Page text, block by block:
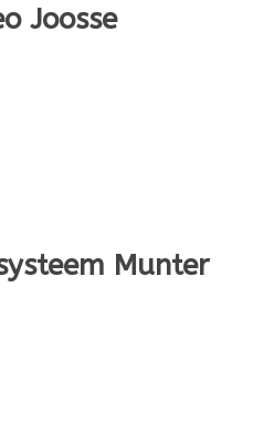
Joosse
Munter